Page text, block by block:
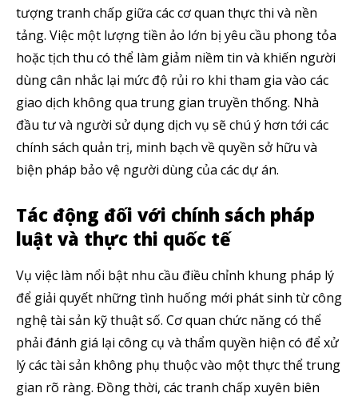
Theo dõi CIG News
tượng tranh chấp giữa các cơ quan thực thi và nền
tảng. Việc một lượng tiền ảo lớn bị yêu cầu phong tỏa
hoặc tịch thu có thể làm giảm niềm tin và khiến người
dùng cân nhắc lại mức độ rủi ro khi tham gia vào các
giao dịch không qua trung gian truyền thống. Nhà
đầu tư và người sử dụng dịch vụ sẽ chú ý hơn tới các
chính sách quản trị, minh bạch về quyền sở hữu và
biện pháp bảo vệ người dùng của các dự án.
Tác động đối với chính sách pháp
luật và thực thi quốc tế
Vụ việc làm nổi bật nhu cầu điều chỉnh khung pháp lý
để giải quyết những tình huống mới phát sinh từ công
nghệ tài sản kỹ thuật số. Cơ quan chức năng có thể
phải đánh giá lại công cụ và thẩm quyền hiện có để xử
lý các tài sản không phụ thuộc vào một thực thể trung
gian rõ ràng. Đồng thời, các tranh chấp xuyên biên